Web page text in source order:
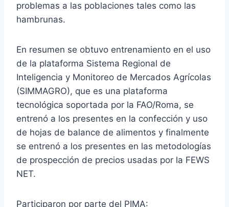
problemas a las poblaciones tales como las
hambrunas.
En resumen se obtuvo entrenamiento en el uso
de la plataforma Sistema Regional de
Inteligencia y Monitoreo de Mercados Agrícolas
(SIMMAGRO), que es una plataforma
tecnológica soportada por la FAO/Roma, se
entrenó a los presentes en la confección y uso
de hojas de balance de alimentos y finalmente
se entrenó a los presentes en las metodologías
de prospección de precios usadas por la FEWS
NET.
Participaron por parte del PIMA: